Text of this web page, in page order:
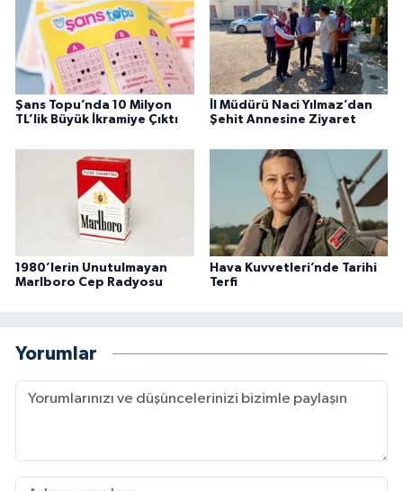
Şans Topu’nda 10 Milyon
TL’lik Büyük İkramiye Çıktı
İl Müdürü Naci Yılmaz’dan
Şehit Annesine Ziyaret
1980’lerin Unutulmayan
Marlboro Cep Radyosu
Hava Kuvvetleri’nde Tarihi
Terfi
Yorumlar